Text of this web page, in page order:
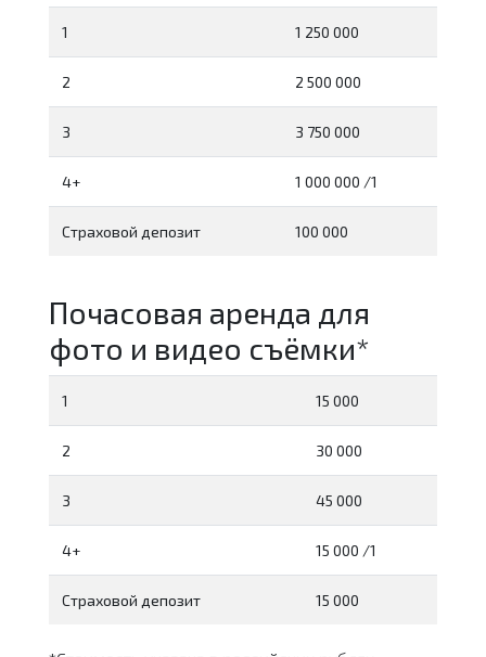
1 1 250 000
2 2 500 000
3 3 750 000
4+ 1 000 000 /1
Страховой депозит 100 000
Почасовая аренда для
фото и видео съёмки*
1 15 000
2 30 000
3 45 000
4+ 15 000 /1
Страховой депозит 15 000